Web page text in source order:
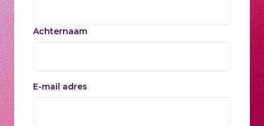
Achternaam
E-mail adres